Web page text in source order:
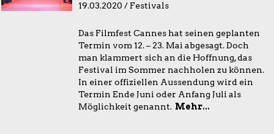
19.03.2020 / Festivals
Das Filmfest Cannes hat seinen geplanten
Termin vom 12. – 23. Mai abgesagt. Doch
man klammert sich an die Hoffnung, das
Festival im Sommer nachholen zu können.
In einer offiziellen Aussendung wird ein
Termin Ende Juni oder Anfang Juli als
Möglichkeit genannt. Mehr...